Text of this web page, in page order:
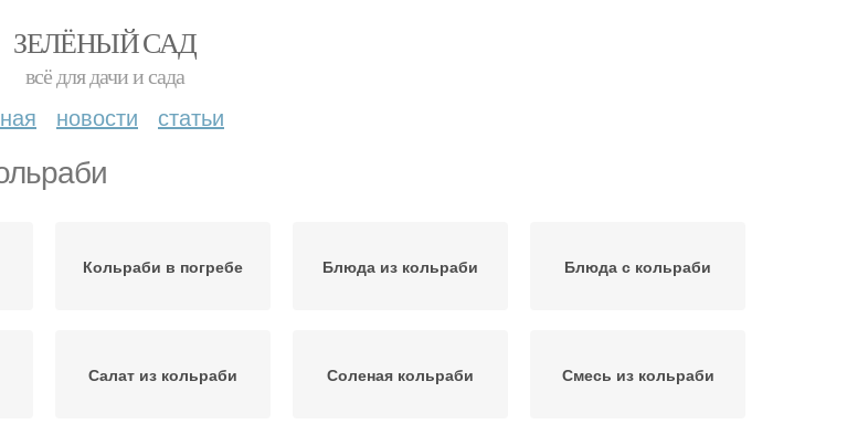
ЗЕЛЁНЫЙ САД
всё для дачи и сада
новости статьи
Кольраби в погребе Блюда из кольраби Блюда с кольраби
Салат из кольраби Соленая кольраби Смесь из кольраби